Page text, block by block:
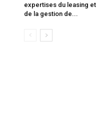
expertises du leasing et
de la gestion de...